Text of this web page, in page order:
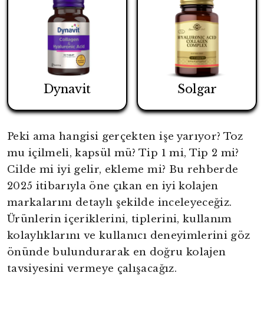
Dynavit Solgar
Peki ama hangisi gerçekten işe yarıyor? Toz
mu içilmeli, kapsül mü? Tip 1 mi, Tip 2 mi?
Cilde mi iyi gelir, ekleme mi? Bu rehberde
2025 itibarıyla öne çıkan en iyi kolajen
markalarını detaylı şekilde inceleyeceğiz.
Ürünlerin içeriklerini, tiplerini, kullanım
kolaylıklarını ve kullanıcı deneyimlerini göz
önünde bulundurarak en doğru kolajen
tavsiyesini vermeye çalışacağız.